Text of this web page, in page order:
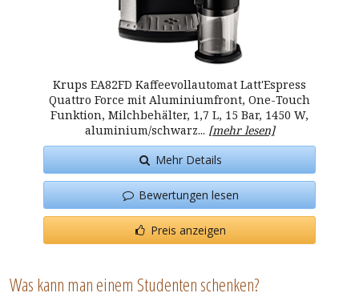
Krups EA82FD Kaffeevollautomat Latt'Espress
Quattro Force mit Aluminiumfront, One-Touch
Funktion, Milchbehälter, 1,7 L, 15 Bar, 1450 W,
aluminium/schwarz... [mehr lesen]
Mehr Details
Bewertungen lesen
Preis anzeigen
Was kann man einem Studenten schenken?